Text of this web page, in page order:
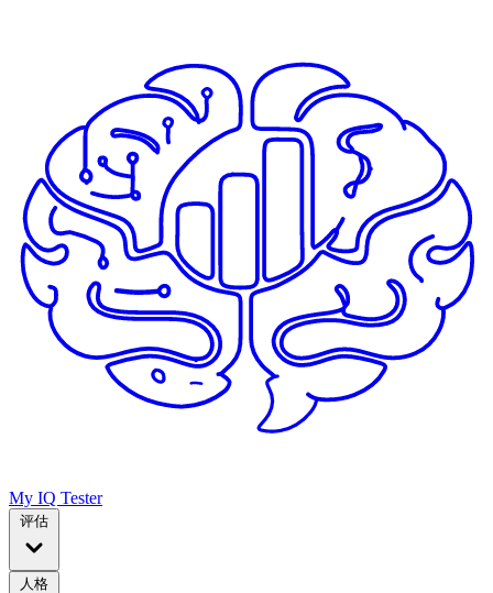
My IQ Tester
评估
人格